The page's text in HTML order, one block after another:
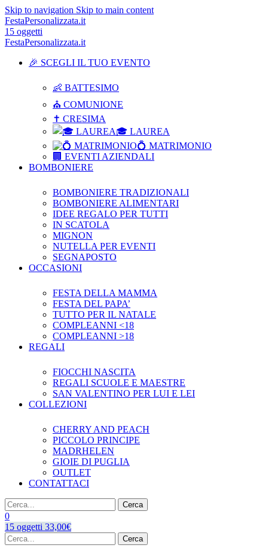
Skip to navigation Skip to main content
FestaPersonalizzata.it
15 oggetti
FestaPersonalizzata.it
🎉 SCEGLI IL TUO EVENTO
👶 BATTESIMO
⛪ COMUNIONE
✝ CRESIMA
🎓 LAUREA
💍 MATRIMONIO
🏢 EVENTI AZIENDALI
BOMBONIERE
BOMBONIERE TRADIZIONALI
BOMBONIERE ALIMENTARI
IDEE REGALO PER TUTTI
IN SCATOLA
MIGNON
NUTELLA PER EVENTI
SEGNAPOSTO
OCCASIONI
FESTA DELLA MAMMA
FESTA DEL PAPA’
TUTTO PER IL NATALE
COMPLEANNI <18
COMPLEANNI >18
REGALI
FIOCCHI NASCITA
REGALI SCUOLE E MAESTRE
SAN VALENTINO PER LUI E LEI
COLLEZIONI
CHERRY AND PEACH
PICCOLO PRINCIPE
MADRHELEN
GIOIE DI PUGLIA
OUTLET
CONTATTACI
Cerca
0
15 oggetti 33,00€
Cerca